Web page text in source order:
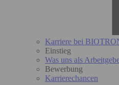
Karriere bei
Einstieg
Was uns als
Bewerbung
Karrierechancen